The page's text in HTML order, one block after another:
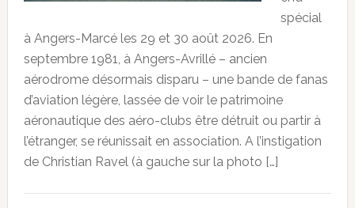
spécial
à Angers-Marcé les 29 et 30 août 2026. En
septembre 1981, à Angers-Avrillé – ancien
aérodrome désormais disparu – une bande de fanas
d’aviation légère, lassée de voir le patrimoine
aéronautique des aéro-clubs être détruit ou partir à
l’étranger, se réunissait en association. A l’instigation
de Christian Ravel (à gauche sur la photo […]